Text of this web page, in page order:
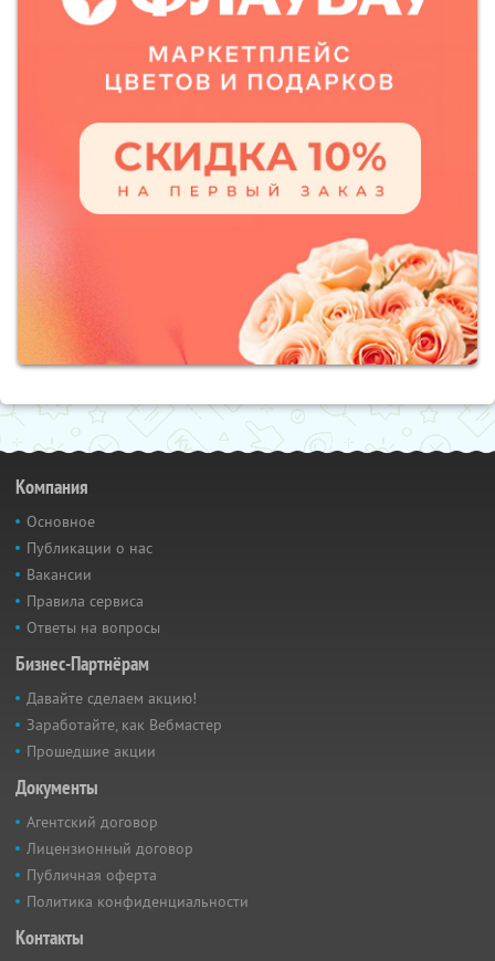
Компания
Основное
Публикации о нас
Вакансии
Правила сервиса
Ответы на вопросы
Бизнес-Партнёрам
Давайте сделаем акцию!
Заработайте, как Вебмастер
Прошедшие акции
Документы
Агентский договор
Лицензионный договор
Публичная оферта
Политика конфиденциальности
Контакты